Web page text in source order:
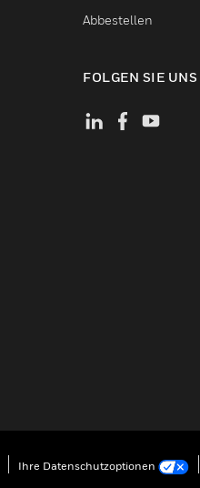
Abbestellen
FOLGEN SIE UNS
Ihre Datenschutzoptionen